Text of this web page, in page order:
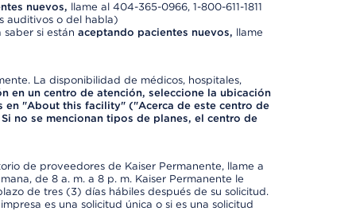
nuevos, llame al 404-365-0966, 1-800-611-1811
auditivos o del habla)
si están aceptando pacientes nuevos, llame
La disponibilidad de médicos, hospitales,
en un centro de atención, seleccione la ubicación
"About this facility" ("Acerca de este centro de
no se mencionan tipos de planes, el centro de
de proveedores de Kaiser Permanente, llame a
de 8 a. m. a 8 p. m. Kaiser Permanente le
de tres (3) días hábiles después de su solicitud.
es una solicitud única o si es una solicitud